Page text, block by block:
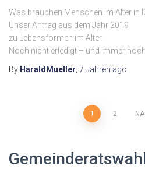
Was brauchen Menschen im Alter in
Unser Antrag aus dem Jahr 2019
zu Lebensformen im Alter.
Noch nicht erledigt – und immer noch
By HaraldMueller 7 Jahren ago
Beiträge
1 2